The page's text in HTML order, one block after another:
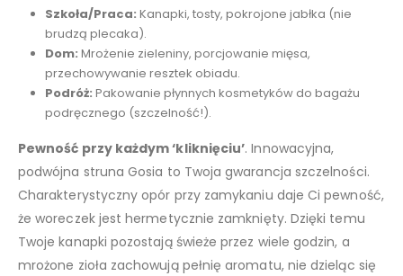
Szkoła/Praca: Kanapki, tosty, pokrojone jabłka (nie
brudzą plecaka).
Dom: Mrożenie zieleniny, porcjowanie mięsa,
przechowywanie resztek obiadu.
Podróż: Pakowanie płynnych kosmetyków do bagażu
podręcznego (szczelność!).
Pewność przy każdym ‘kliknięciu’. Innowacyjna,
podwójna struna Gosia to Twoja gwarancja szczelności.
Charakterystyczny opór przy zamykaniu daje Ci pewność,
że woreczek jest hermetycznie zamknięty. Dzięki temu
Twoje kanapki pozostają świeże przez wiele godzin, a
mrożone zioła zachowują pełnię aromatu, nie dzieląc się